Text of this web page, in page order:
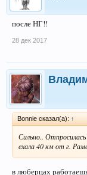
после НГ!!
28 дек 2017
Bonnie сказал(а): ↑
Сильно..
ехала 40 км от г.
в люберцах